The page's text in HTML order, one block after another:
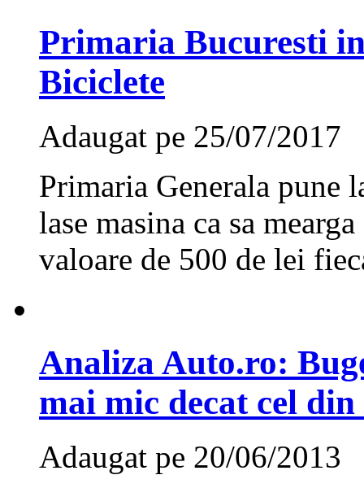
Primaria Bucuresti
Biciclete
Adaugat pe 25/07/2017
Primaria Generala pune
lase masina ca sa
valoare de 500 de lei
Analiza Auto.ro:
mai mic decat cel din
Adaugat pe 20/06/2013